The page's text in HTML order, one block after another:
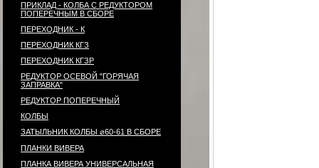
ПРИКЛАД - КОЛБА С РЕДУКТОРОМ
ПОПЕРЕЧНЫМ В СБОРЕ
ПЕРЕХОДНИК - К
ПЕРЕХОДНИК КГЗ
ПЕРЕХОДНИК КГЗР
РЕДУКТОР ОСЕВОЙ "ГОРЯЧАЯ
ЗАПРАВКА"
РЕДУКТОР ПОПЕРЕЧНЫЙ
КОЛБЫ
ЗАТЫЛЬНИК КОЛБЫ ⌀60-61 В СБОРЕ
ПЛАНКИ ВИВЕРА
ПЛАНКА ВИВЕРА УНИВЕРСАЛЬНАЯ